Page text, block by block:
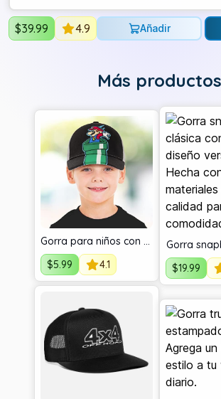
$39.99 4.9 Añadir
Más productos
Gorra para niños con personajes
$5.99 4.1
Gorra
$19.99